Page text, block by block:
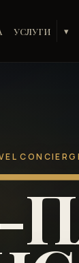
УСЛУГИ ▾